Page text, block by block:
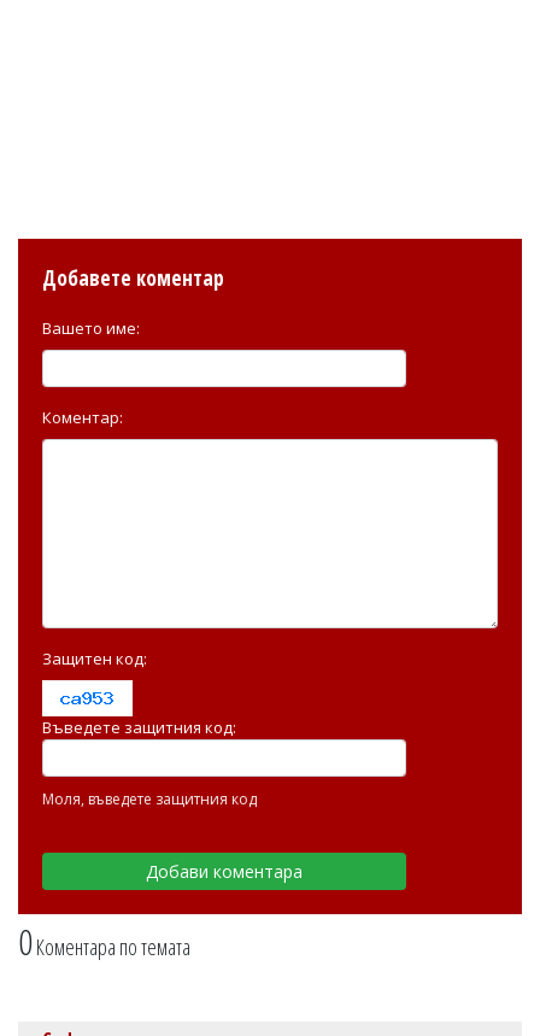
0Коментара по темата
Добавете коментар
Вашето име:
Коментар:
Защитен код:
Въведете защитния код:
Моля, въведете защитния код